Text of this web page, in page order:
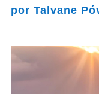
por Talvane